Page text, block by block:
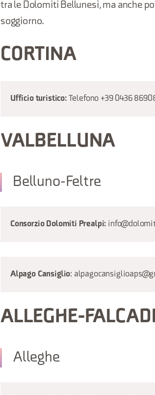
tra le Dolomiti Bellunesi, ma anche
soggiorno.
CORTINA
Ufficio turistico: Telefono +39 0436
VALBELLUNA
Belluno-Feltre
Consorzio Dolomiti Prealpi:
Alpago Cansiglio:
ALLEGHE-
Alleghe